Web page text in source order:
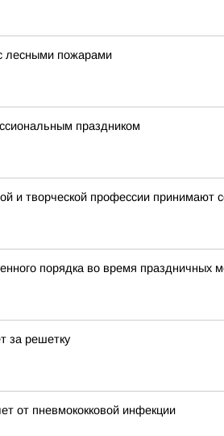
лесными пожарами
праздником
и творческой профессии принимают
порядка во время
за решетку
от пневмококковой инфекции